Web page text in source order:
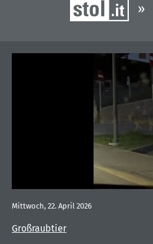
»
of
16
Großraubtier
Mittwoch, 22. April 2026